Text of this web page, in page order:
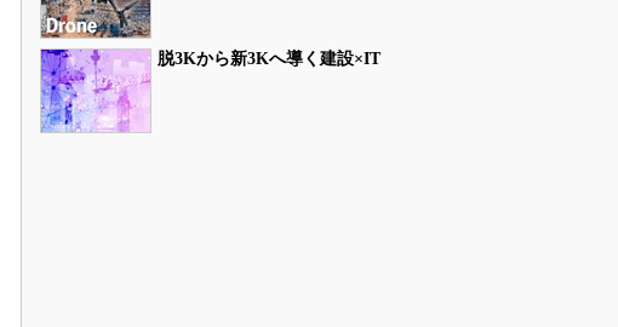
脱3Kから新3Kへ導く建設×IT